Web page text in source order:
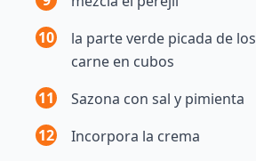
10
la parte verde picada de
carne en cubos
11
Sazona con sal y pimienta
12
Incorpora la crema